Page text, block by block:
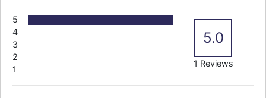
5
4
3
2
1
5.0
1 Reviews